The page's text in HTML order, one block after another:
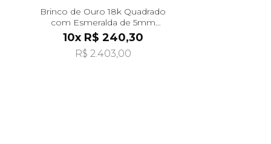
Brinco de Ouro 18k Quadrado
com Esmeralda de 5mm
br29490
10x R$ 240,30
R$ 2.403,00